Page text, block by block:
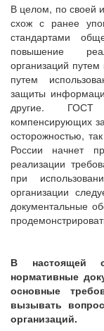
В целом, по своей
схож с ранее
стандартами
повышение
организаций
путем
защиты
другие. ГОСТ
компенсирующих
осторожностью,
России начнет
реализации
при
организации
документальные
В настоящей
нормативные
основные
вызывать
организаций.